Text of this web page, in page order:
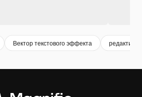
Вектор текстового эффекта